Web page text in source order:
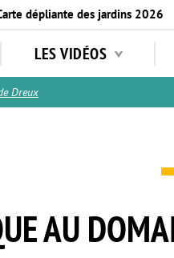
dépliante des jardins 2026
LES VIDÉOS
Dreux
AU